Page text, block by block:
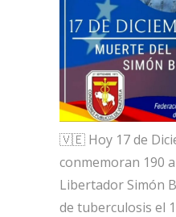
🇻🇪 Hoy 17 de
conmemoran 190
Libertador Simón
de tuberculosis el